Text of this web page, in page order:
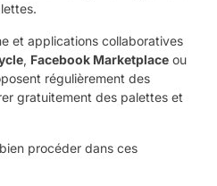
et applications collaboratives
, Facebook Marketplace ou
régulièrement des
gratuitement des palettes et
procéder dans ces